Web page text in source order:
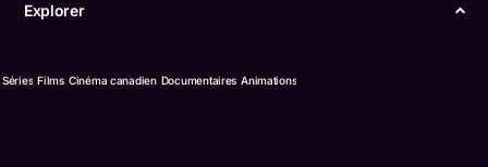
Explorer
Séries Films Cinéma canadien Documentaires Animations
Boukili